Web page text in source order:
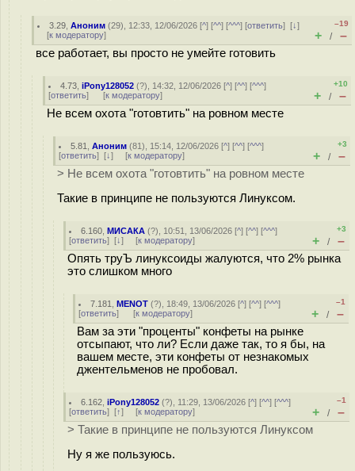
3.29 ,Аноним (29), 12:33, 12/06/2026 [^] [^^] [^^^] [ответить][↓]
[к модератору]
–19
+ / –
все работает, вы просто не умейте готовить
4.73 ,iPony128052 (?), 14:32, 12/06/2026 [^] [^^] [^^^]
[ответить] [к модератору]
+10
+ / –
Не всем охота "готовтить" на ровном месте
5.81 ,Аноним (81), 15:14, 12/06/2026 [^] [^^] [^^^]
[ответить] [↓] [к модератору]
+3
+ / –
> Не всем охота "готовтить" на ровном месте
Такие в принципе не пользуются Линуксом.
6.160 ,МИСАКА (?), 10:51, 13/06/2026 [^] [^^] [^^^]
[ответить] [↓] [к модератору]
+3
+ / –
Опять труЪ линуксоиды жалуются, что 2% рынка
это слишком много
7.181 ,MENOT (?), 18:49, 13/06/2026 [^] [^^] [^^^]
[ответить] [к модератору]
–1
+ / –
Вам за эти "проценты" конфеты на рынке
отсыпают, что ли? Если даже так, то я бы, на
вашем месте, эти конфеты от незнакомых
джентельменов не пробовал.
6.162 ,iPony128052 (?), 11:29, 13/06/2026 [^] [^^] [^^^]
[ответить] [↑] [к модератору]
–1
+ / –
> Такие в принципе не пользуются Линуксом
Ну я же пользуюсь.